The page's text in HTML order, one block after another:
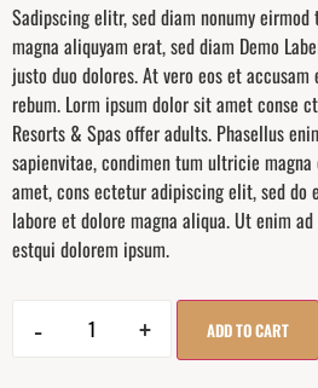
Sadipscing elitr, sed diam nonumy
magna aliquyam erat, sed diam Demo
justo duo dolores. At vero eos et
rebum. Lorm ipsum dolor sit amet conse
Resorts & Spas offer adults. Phasellus
sapienvitae, condimen tum ultricie
amet, cons ectetur adipiscing elit, sed
labore et dolore magna aliqua. Ut enim
estqui dolorem ipsum.
- + ADD TO CART